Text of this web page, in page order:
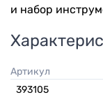
и набор
Артикул
393105